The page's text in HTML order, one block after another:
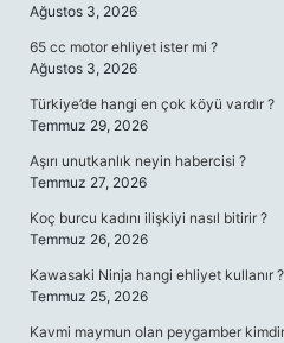
Ağustos 3, 2026
65 cc motor ehliyet ister mi ?
Ağustos 3, 2026
Türkiye’de hangi en çok köyü vardır ?
Temmuz 29, 2026
Aşırı unutkanlık neyin habercisi ?
Temmuz 27, 2026
Koç burcu kadını ilişkiyi nasıl bitirir ?
Temmuz 26, 2026
Kawasaki Ninja hangi ehliyet kullanır ?
Temmuz 25, 2026
Kavmi maymun olan peygamber